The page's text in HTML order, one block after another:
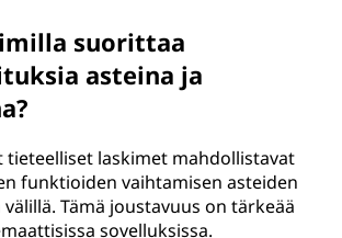
suorittaa
asteina ja
tieteelliset laskimet mahdollistavat
funktioiden vaihtamisen asteiden
Tämä joustavuus on tärkeää
sovelluksissa.